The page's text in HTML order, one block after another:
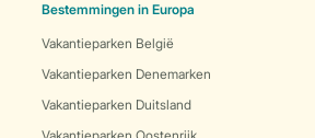
Bestemmingen in Europa
Vakantieparken België
Vakantieparken Denemarken
Vakantieparken Duitsland